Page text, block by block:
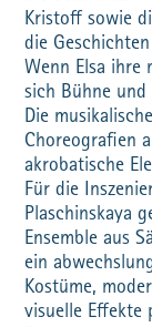
Kristoff sowie
die
Wenn Elsa ihre
sich Bühne und
Die
Choreografien
akrobatische
Für die
Plaschinskaya
Ensemble aus
ein
Kostüme,
visuelle Effekte